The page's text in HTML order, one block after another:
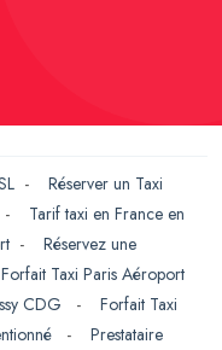
- Réserver un Taxi
- Tarif taxi en France en
- Réservez une
Forfait Taxi Paris Aéroport
CDG - Forfait Taxi
- Prestataire